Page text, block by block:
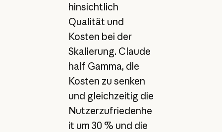
hinsichtlich
Qualität und
Kosten bei der
Skalierung. Claude
half Gamma, die
Kosten zu senken
und gleichzeitig die
Nutzerzufriedenhe
it um 30 % und die